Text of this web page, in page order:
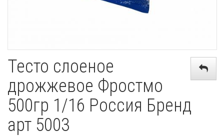
Тесто слоеное
дрожжевое Фростмо
500гр 1/16 Россия Бренд
арт 5003